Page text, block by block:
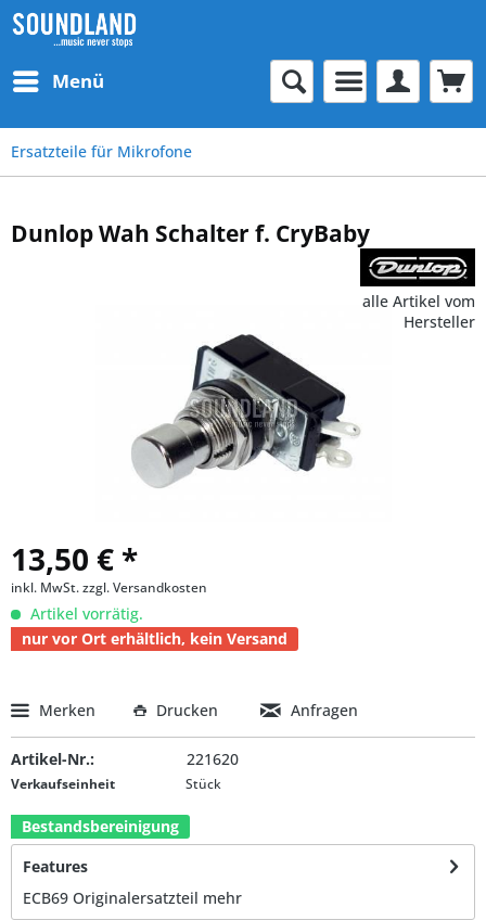
Menü
Ersatzteile für Mikrofone
Dunlop Wah Schalter f. CryBaby
alle Artikel vom
Hersteller
13,50 € *
inkl. MwSt.zzgl. Versandkosten
Artikel vorrätig.
nur vor Ort erhältlich, kein Versand
Merken Drucken Anfragen
Artikel-Nr.: 221620
Verkaufseinheit Stück
Bestandsbereinigung
Features
ECB69 Originalersatzteil mehr